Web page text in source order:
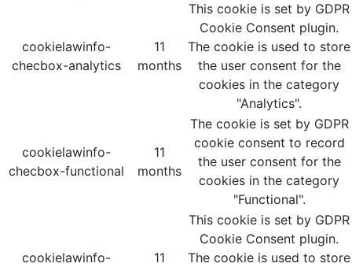
cookielawinfo-
checbox-analytics
11
months
This cookie is set by GDPR
Cookie Consent plugin.
The cookie is used to store
the user consent for the
cookies in the category
"Analytics".
cookielawinfo-
checbox-functional
11
months
The cookie is set by GDPR
cookie consent to record
the user consent for the
cookies in the category
"Functional".
cookielawinfo-
11
This cookie is set by GDPR
Cookie Consent plugin.
The cookie is used to store